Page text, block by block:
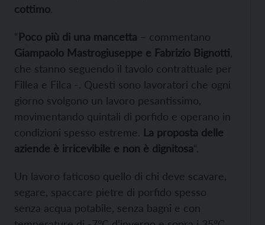
cottimo.
“Poco più di una mancetta – commentano
Giampaolo Mastrogiuseppe e Fabrizio Bignotti
che stanno seguendo il tavolo contrattuale per
Fillea e Filca -. Questi sono lavoratori che ogni
giorno svolgono un lavoro pesantissimo,
movimentando quintali di porfido e operano in
condizioni spesso estreme. La proposta delle
aziende è irricevibile e non è dignitosa“.
Un lavoro faticoso quello di chi deve scavare,
segare, spaccare pietre di porfido spesso
senza acqua potabile, senza bagni e con